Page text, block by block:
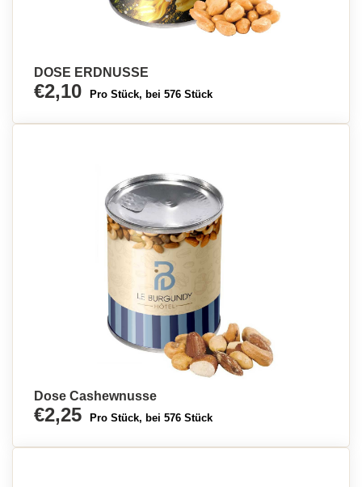
DOSE ERDNUSSE
€2,10 Pro Stück, bei 576 Stück
Dose Cashewnusse
€2,25 Pro Stück, bei 576 Stück